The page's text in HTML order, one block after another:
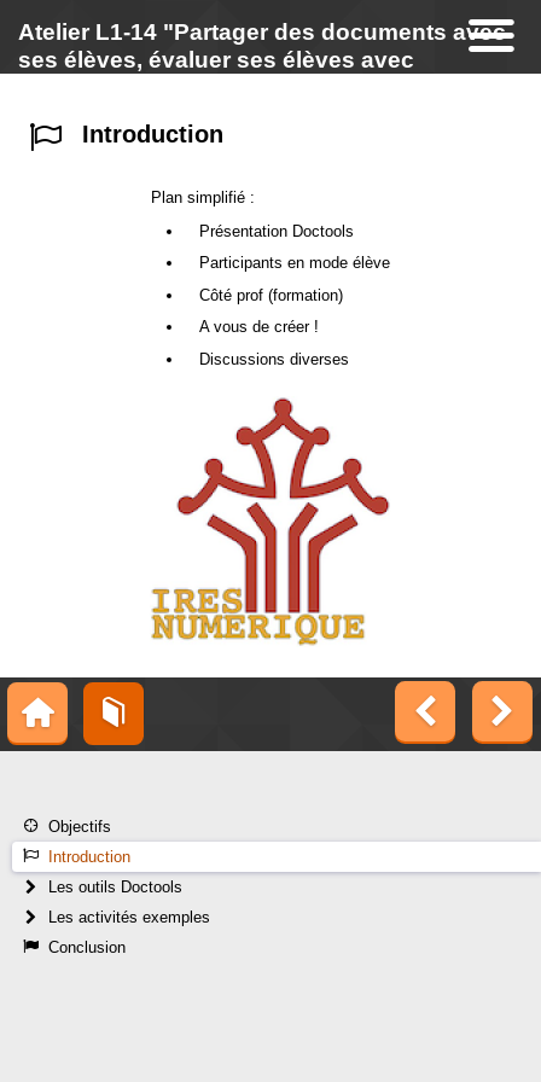
Atelier L1-14 "Partager des documents avec
ses élèves, évaluer ses élèves avec
Introduction
Plan simplifié :
Présentation Doctools
Participants en mode élève
Côté prof (formation)
A vous de créer !
Discussions diverses
Objectifs
Introduction
Les outils Doctools
Les activités exemples
Conclusion